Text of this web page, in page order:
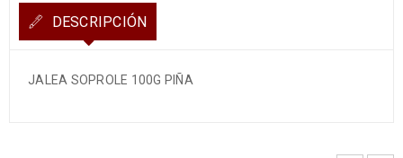
DESCRIPCIÓN
JALEA SOPROLE 100G PIÑA